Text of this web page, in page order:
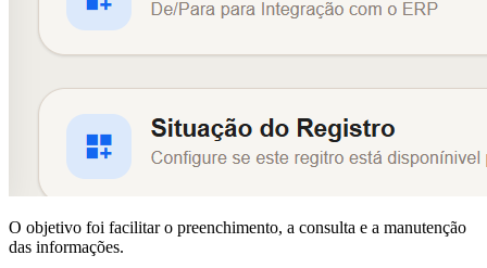
O objetivo foi facilitar o preenchimento, a consulta e a manutenção
das informações.